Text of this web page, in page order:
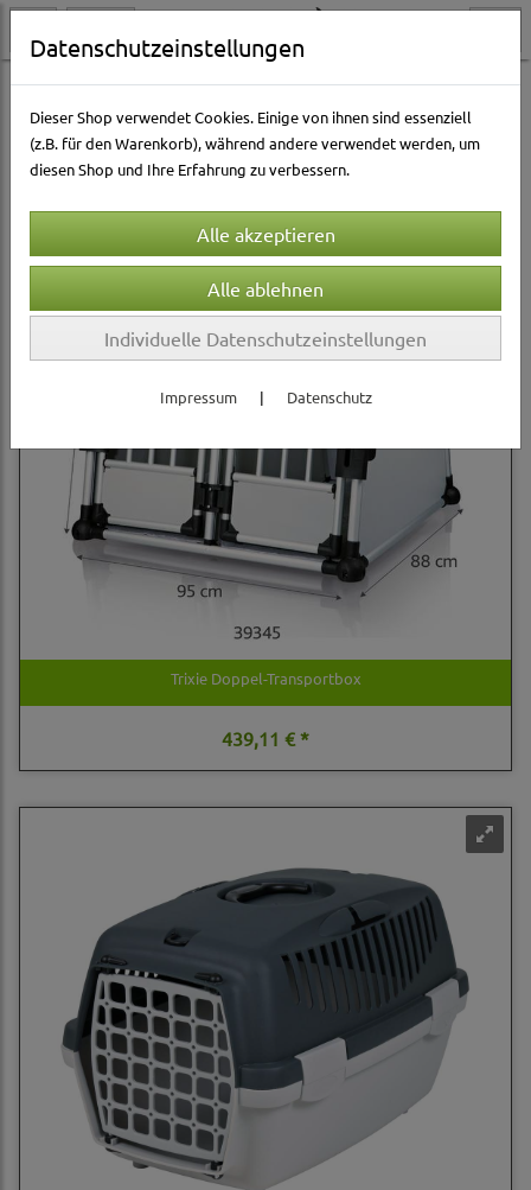
Hundewelt Reise & Transport Transportboxen
Sortierung wählen
Trixie Doppel-Transportbox
439,11 € *
Datenschutzeinstellungen
Dieser Shop verwendet Cookies. Einige von ihnen sind essenziell
(z.B. für den Warenkorb), während andere verwendet werden, um
diesen Shop und Ihre Erfahrung zu verbessern.
Individuelle Datenschutzeinstellungen
Impressum | Datenschutz